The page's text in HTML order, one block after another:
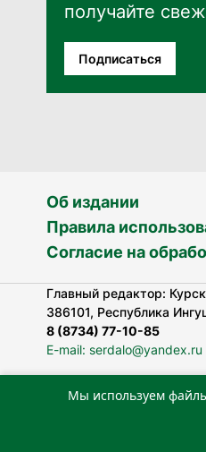
получайте
Подписаться
Об издании
Правила
Согласие на
Главный редактор:
386101, Республика
8 (8734) 77-10-85
E-mail: serdalo@yandex.ru
Сетевое издание
Реестровая запись
Мы используем